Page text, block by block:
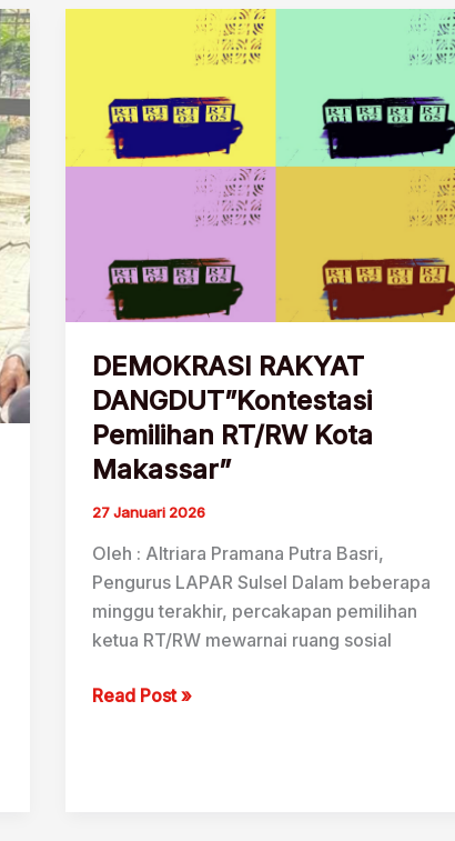
DEMOKRASI RAKYAT
DANGDUT”Kontestasi
Pemilihan RT/RW Kota
Makassar”
27 Januari 2026
Oleh : Altriara Pramana Putra Basri,
Pengurus LAPAR Sulsel Dalam beberapa
minggu terakhir, percakapan pemilihan
ketua RT/RW mewarnai ruang sosial
DEMOKRASI
Read Post »